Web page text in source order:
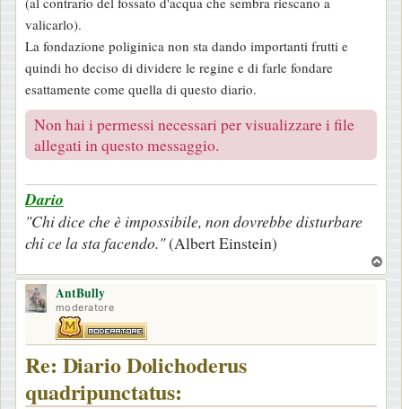
valicarlo).
La fondazione poliginica non sta dando importanti frutti e
quindi ho deciso di dividere le regine e di farle fondare
esattamente come quella di questo diario.
Non hai i permessi necessari per visualizzare i file
allegati in questo messaggio.
Dario
"Chi dice che è impossibile, non dovrebbe disturbare
chi ce la sta facendo."(Albert Einstein)
o
AntBully
moderatore
Re: Diario Dolichoderus
quadripunctatus: